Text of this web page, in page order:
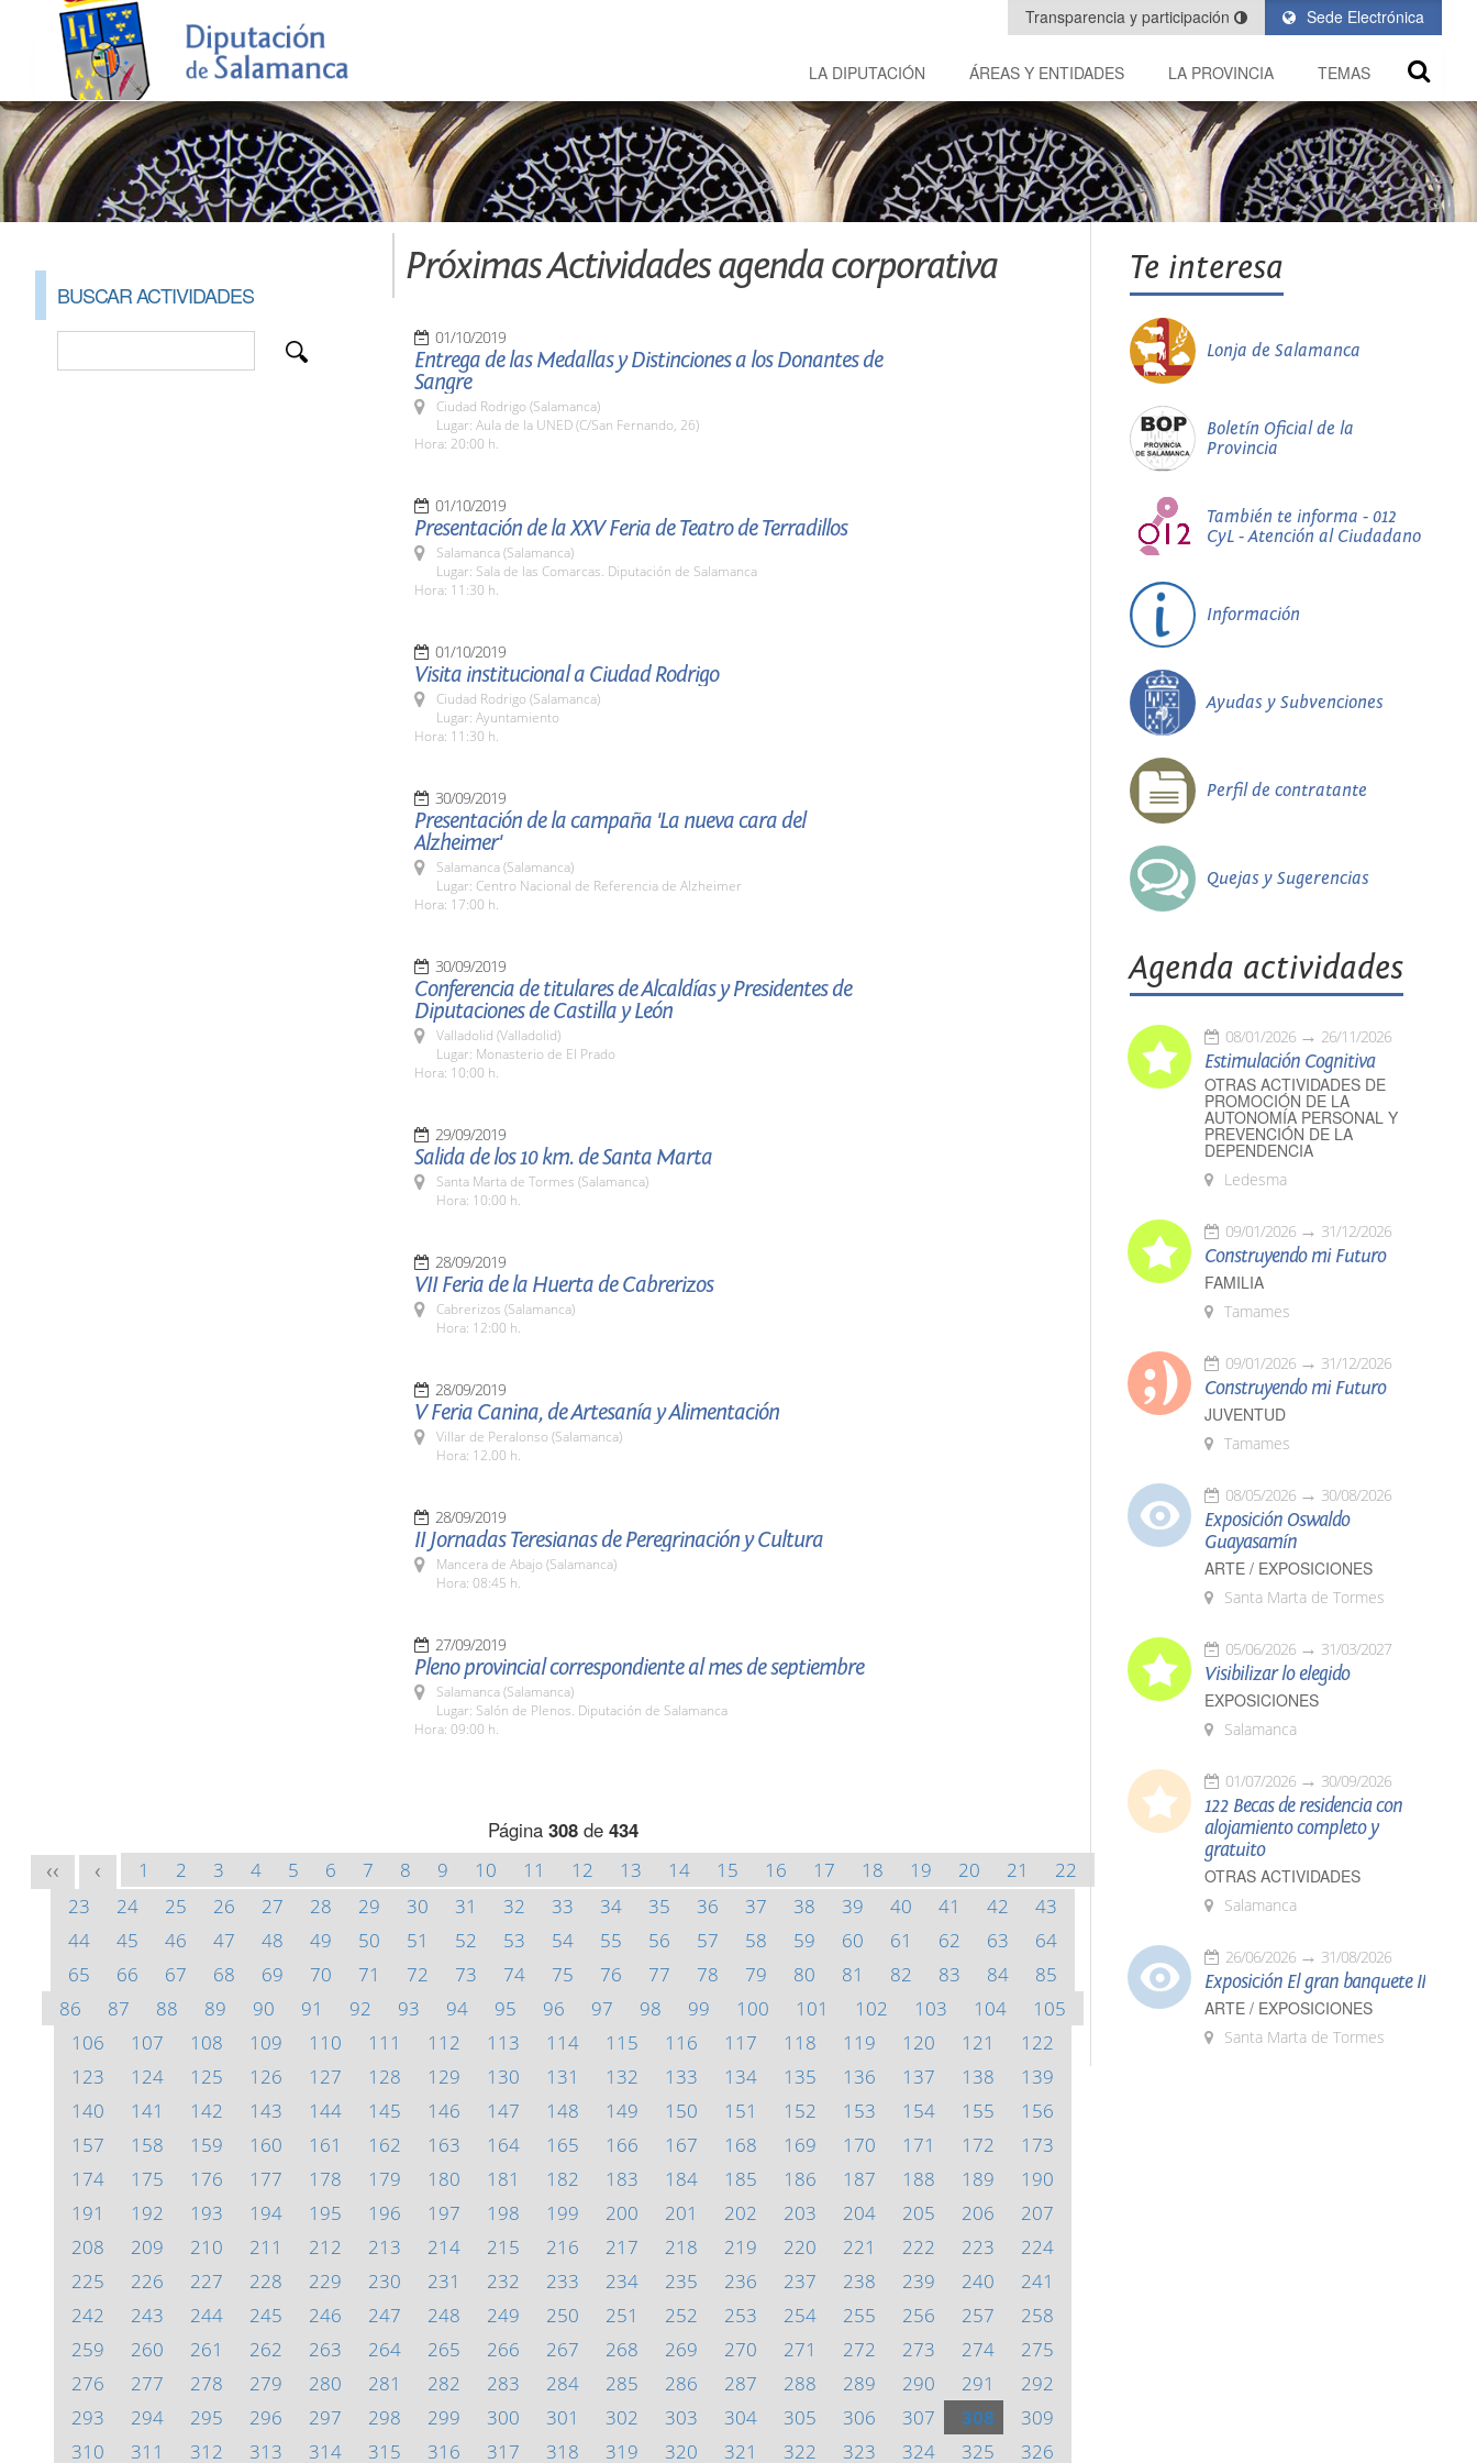
Sede Electrónica
Transparencia y participación
LA DIPUTACIÓN ÁREAS Y ENTIDADES LA PROVINCIA TEMAS
BUSCAR ACTIVIDADES
Próximas Actividades agenda corporativa
01/10/2019
Entrega de las Medallas y Distinciones a los Donantes de
Sangre
Ciudad Rodrigo (Salamanca)
Lugar: Aula de la UNED (C/San Fernando, 26)
Hora: 20:00 h.
01/10/2019
Presentación de la XXV Feria de Teatro de Terradillos
Salamanca (Salamanca)
Lugar: Sala de las Comarcas. Diputación de Salamanca
Hora: 11:30 h.
01/10/2019
Visita institucional a Ciudad Rodrigo
Ciudad Rodrigo (Salamanca)
Lugar: Ayuntamiento
Hora: 11:30 h.
30/09/2019
Presentación de la campaña 'La nueva cara del
Alzheimer'
Salamanca (Salamanca)
Lugar: Centro Nacional de Referencia de Alzheimer
Hora: 17:00 h.
30/09/2019
Conferencia de titulares de Alcaldías y Presidentes de
Diputaciones de Castilla y León
Valladolid (Valladolid)
Lugar: Monasterio de El Prado
Hora: 10:00 h.
29/09/2019
Salida de los 10 km. de Santa Marta
Santa Marta de Tormes (Salamanca)
Hora: 10:00 h.
28/09/2019
VII Feria de la Huerta de Cabrerizos
Cabrerizos (Salamanca)
Hora: 12:00 h.
28/09/2019
V Feria Canina, de Artesanía y Alimentación
Villar de Peralonso (Salamanca)
Hora: 12.00 h.
28/09/2019
II Jornadas Teresianas de Peregrinación y Cultura
Mancera de Abajo (Salamanca)
Hora: 08:45 h.
27/09/2019
Pleno provincial correspondiente al mes de septiembre
Salamanca (Salamanca)
Lugar: Salón de Plenos. Diputación de Salamanca
Hora: 09:00 h.
Página 308de 434
<< < 1 2 3 4 5 6 7 8 9 10 11 12 13 14 15 16 17 18 19 20 21
22
23
24 25 26 27 28 29 30 31 32 33 34 35 36 37 38 39 40 41 42
43
44
45 46 47 48 49 50 51 52 53 54 55 56 57 58 59 60 61 62 63
64
65
66 67 68 69 70 71 72 73 74 75 76 77 78 79 80 81 82 83 84
85
86
87 88 89 90 91 92 93 94 95 96 97 98 99 100 101 102 103 104
105
106
107 108 109 110 111 112 113 114 115 116 117 118 119 120 121
122
123
124 125 126 127 128 129 130 131 132 133 134 135 136 137 138
139
140
141 142 143 144 145 146 147 148 149 150 151 152 153 154 155
156
157
158 159 160 161 162 163 164 165 166 167 168 169 170 171 172
173
174
175 176 177 178 179 180 181 182 183 184 185 186 187 188 189
190
191
192 193 194 195 196 197 198 199 200 201 202 203 204 205 206
207
208
209 210 211 212 213 214 215 216 217 218 219 220 221 222 223
224
225
226 227 228 229 230 231 232 233 234 235 236 237 238 239 240
241
242
243 244 245 246 247 248 249 250 251 252 253 254 255 256 257
258
259
260 261 262 263 264 265 266 267 268 269 270 271 272 273 274
275
276
277 278 279 280 281 282 283 284 285 286 287 288 289 290 291
292
293
294 295 296 297 298 299 300 301 302 303 304 305 306 307 308
309
310
311 312 313 314 315 316 317 318 319 320 321 322 323 324 325 326
Te interesa
Lonja de Salamanca
Boletín Oficial de la
Provincia
También te informa - 012
CyL - Atención al Ciudadano
Información
Ayudas y Subvenciones
Perfil de contratante
Quejas y Sugerencias
Agenda actividades
08/01/2026 26/11/2026
Estimulación Cognitiva
OTRAS ACTIVIDADES DE
PROMOCIÓN DE LA
AUTONOMÍA PERSONAL Y
PREVENCIÓN DE LA
DEPENDENCIA
Ledesma
09/01/2026 31/12/2026
Construyendo mi Futuro
FAMILIA
Tamames
09/01/2026 31/12/2026
Construyendo mi Futuro
JUVENTUD
Tamames
08/05/2026 30/08/2026
Exposición Oswaldo
Guayasamín
ARTE / EXPOSICIONES
Santa Marta de Tormes
05/06/2026 31/03/2027
Visibilizar lo elegido
EXPOSICIONES
Salamanca
01/07/2026 30/09/2026
122 Becas de residencia con
alojamiento completo y
gratuito
OTRAS ACTIVIDADES
Salamanca
26/06/2026 31/08/2026
Exposición El gran banquete II
ARTE / EXPOSICIONES
Santa Marta de Tormes